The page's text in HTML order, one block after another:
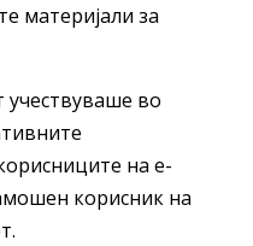
материјали за
во
на е-
корисник на